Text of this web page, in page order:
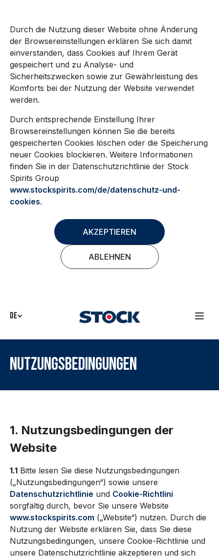
Durch die Nutzung dieser Website ohne Änderung
der Browsereinstellungen erklären Sie sich damit
einverstanden, dass Cookies auf Ihrem Gerät
gespeichert und zu Analyse- und
Sicherheitszwecken sowie zur Gewährleistung des
Komforts bei der Nutzung der Website verwendet
werden.
Durch entsprechende Einstellung Ihrer
Browsereinstellungen können Sie die bereits
gespeicherten Cookies löschen oder die Speicherung
neuer Cookies blockieren. Weitere Informationen
finden Sie in der Datenschutzrichtlinie der Stock
Spirits Group
www.stockspirits.com/de/datenschutz-und-
cookies.
AKZEPTIEREN
ABLEHNEN
DE
NUTZUNGSBEDINGUNGEN
1. Nutzungsbedingungen der
Website
1.1 Bitte lesen Sie diese Nutzungsbedingungen
(„Nutzungsbedingungen“) sowie unsere
Datenschutzrichtlinie und Cookie-Richtlini
sorgfältig durch, bevor Sie unsere Website
www.stockspirits.com („Website“) nutzen. Durch die
Nutzung der Website erklären Sie, dass Sie diese
Nutzungsbedingungen, unsere Cookie-Richtlinie und
unsere Datenschutzrichtlinie akzeptieren und sich